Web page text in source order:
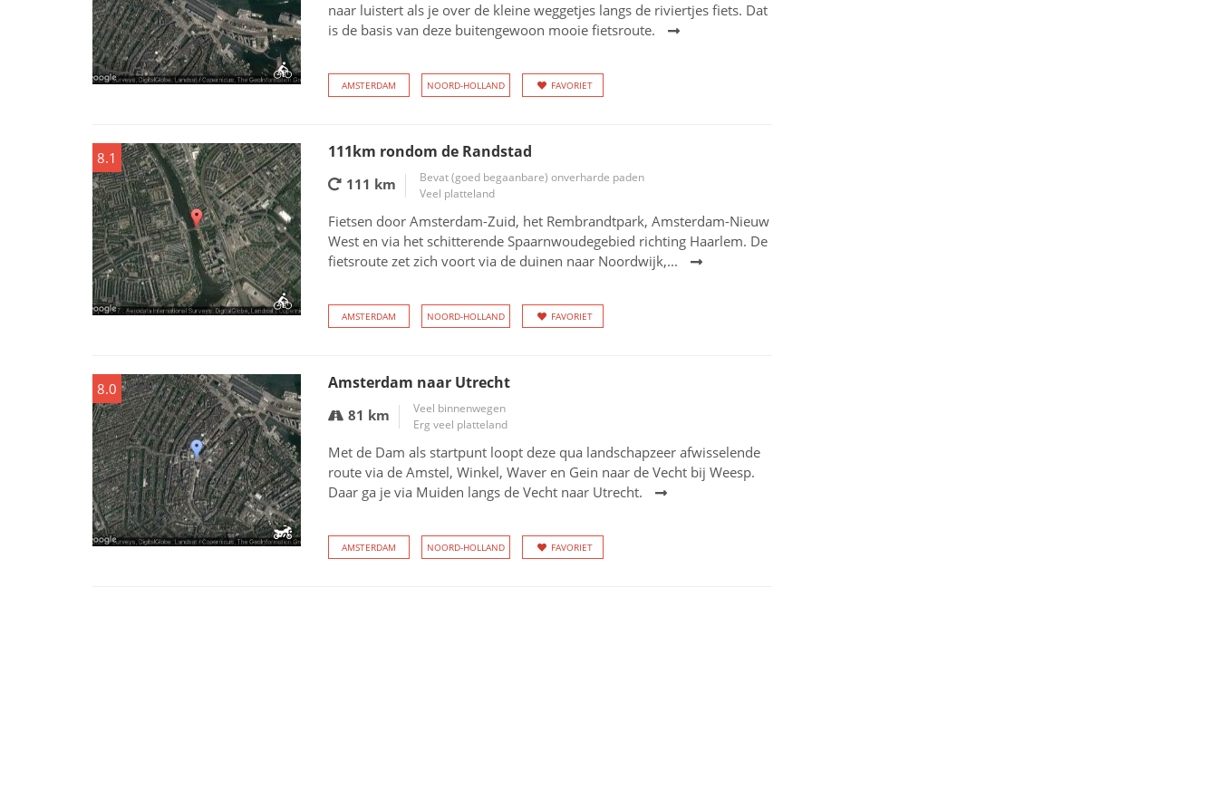
naar luistert als je over de kleine weggetjes langs de riviertjes fiets. Dat
is de basis van deze buitengewoon mooie fietsroute.
AMSTERDAM NOORD-HOLLAND FAVORIET
8.1 111km rondom de Randstad
111 km
Bevat (goed begaanbare) onverharde paden
Veel platteland
Fietsen door Amsterdam-Zuid, het Rembrandtpark, Amsterdam-Nieuw
West en via het schitterende Spaarnwoudegebied richting Haarlem. De
fietsroute zet zich voort via de duinen naar Noordwijk,...
AMSTERDAM NOORD-HOLLAND FAVORIET
8.0 Amsterdam naar Utrecht
81 km
Veel binnenwegen
Erg veel platteland
Met de Dam als startpunt loopt deze qua landschapzeer afwisselende
route via de Amstel, Winkel, Waver en Gein naar de Vecht bij Weesp.
Daar ga je via Muiden langs de Vecht naar Utrecht.
AMSTERDAM NOORD-HOLLAND FAVORIET